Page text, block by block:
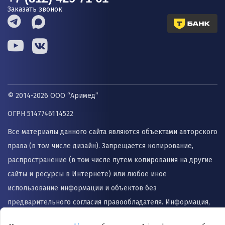
Заказать звонок
© 2014-2026 ООО “Аримед”
ОГРН 5147746114522
Все материалы данного сайта являются объектами авторского
права (в том числе дизайн). Запрещается копирование,
распространение (в том числе путем копирования на другие
сайты и ресурсы в Интернете) или любое иное
использование информации и объектов без
предварительного согласия правообладателя. Информация,